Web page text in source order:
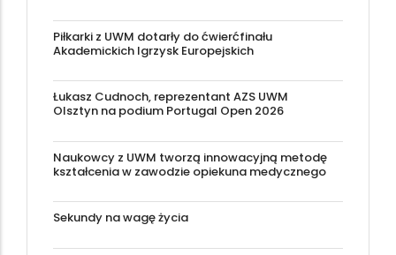
Piłkarki z UWM dotarły do ćwierćfinału
Akademickich Igrzysk Europejskich
Łukasz Cudnoch, reprezentant AZS UWM
Olsztyn na podium Portugal Open 2026
Naukowcy z UWM tworzą innowacyjną metodę
kształcenia w zawodzie opiekuna medycznego
Sekundy na wagę życia